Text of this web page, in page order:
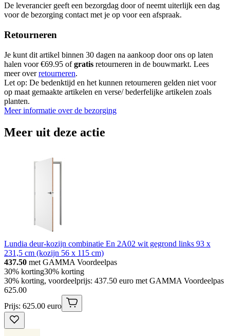
De leverancier geeft een bezorgdag door of neemt uiterlijk een dag
voor de bezorging contact met je op voor een afspraak.
Retourneren
Je kunt dit artikel binnen 30 dagen na aankoop door ons op laten
halen voor €69.95 ofgratis retourneren in de bouwmarkt. Lees
meer overretourneren.
Let op: De bedenktijd en het kunnen retourneren gelden niet voor
op maat gemaakte artikelen en verse/ bederfelijke artikelen zoals
planten.
Meer informatie over de bezorging
Meer uit deze actie
Lundia deur-kozijn combinatie En 2A02 wit gegrond links 93 x
231,5 cm (kozijn 56 x 115 cm)
437.50 met GAMMA Voordeelpas
30% korting30% korting
30% korting, voordeelprijs: 437.50 euro met GAMMA Voordeelpas
625.00
Prijs: 625.00 euro